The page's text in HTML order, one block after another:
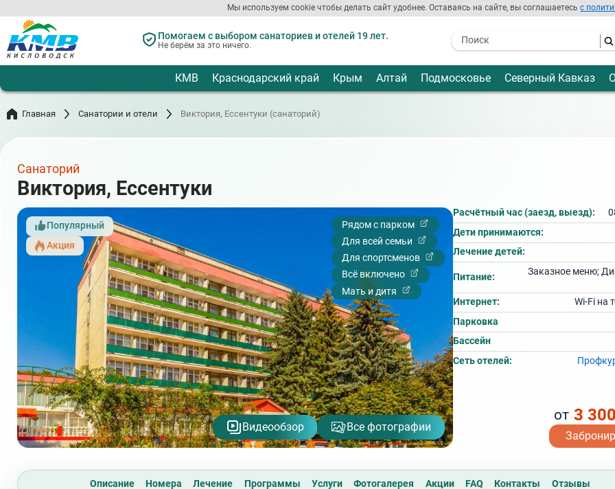
Мы используем cookie чтобы делать сайт удобнее. Оставаясь на сайте, вы соглашаетесьс
к
основному
содержанию
Помогаем с выбором санаториев и отелей 19 лет.
Не берём за это ничего.
- I agree to the processing of my
КМВ Краснодарский край Крым Алтай Подмосковье Северный Кавказ
Главная Санатории и отели Виктория, Ессентуки (санаторий)
Санаторий
Виктория, Ессентуки
Популярный
Акция
Рядом с парком
Для всей семьи
Для спортсменов
Всё включено
Мать и дитя
Видеообзор Все фотографии
Расчётный час (заезд, выезд):
Дети принимаются:
Лечение детей:
Питание: Заказное меню;
Интернет:
Wi‑Fi на
Парковка
Бассейн
Сеть отелей:
от 3
Описание Номера Лечение Программы Услуги Фотогалерея Акции FAQ Контакты Отзывы